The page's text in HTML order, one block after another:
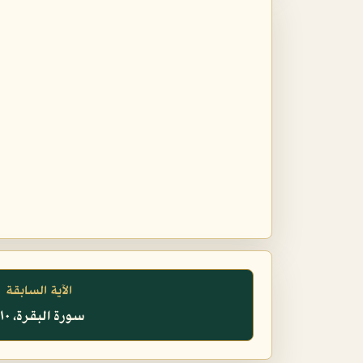
الآية السابقة
سورة البقرة، ٢١٠